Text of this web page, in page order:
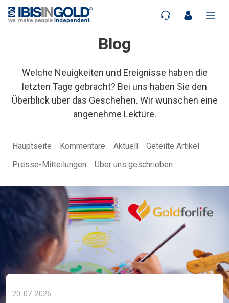
Blog
Welche Neuigkeiten und Ereignisse haben die
letzten Tage gebracht? Bei uns haben Sie den
Überblick über das Geschehen. Wir wünschen eine
angenehme Lektüre.
Hauptseite Kommentare Aktuell
Geteilte Artikel
Presse-Mitteilungen
Über uns geschrieben
20. 07. 2026